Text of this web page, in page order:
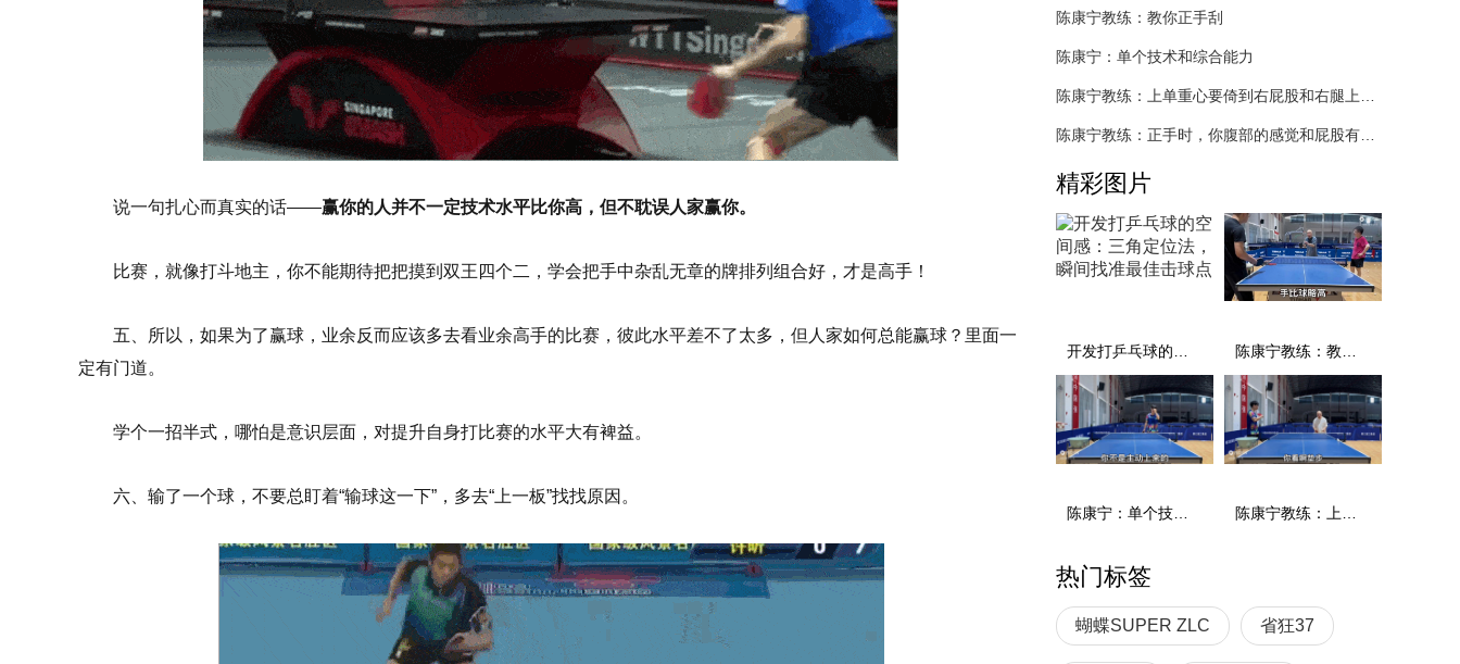
说一句扎心而真实的话——赢你的人并不一定技术水平比你高，但不耽误人家赢你。
比赛，就像打斗地主，你不能期待把把摸到双王四个二，学会把手中杂乱无章的牌排列组合好，才是高手！
五、所以，如果为了赢球，业余反而应该多去看业余高手的比赛，彼此水平差不了太多，但人家如何总能赢球？里面一
定有门道。
学个一招半式，哪怕是意识层面，对提升自身打比赛的水平大有裨益。
六、输了一个球，不要总盯着“输球这一下”，多去“上一板”找找原因。
陈康宁教练：教你正手刮
陈康宁：单个技术和综合能力
精彩图片
热门标签
蝴蝶SUPER ZLC 省狂37